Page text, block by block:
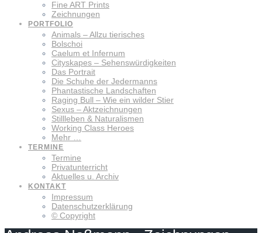
Fine ART Prints
Zeichnungen
PORTFOLIO
Animals – Allzu tierisches
Bolschoi
Caelum et Infernum
Cityskapes – Sehenswürdigkeiten
Das Portrait
Die Schuhe der Jedermanns
Phantastische Landschaften
Raging Bull – Wie ein wilder Stier
Sexus – Aktzeichnungen
Stillleben & Naturalismen
Working Class Heroes
Mehr …
TERMINE
Termine
Privatunterricht
Aktuelles u. Archiv
KONTAKT
Impressum
Datenschutzerklärung
© Copyright